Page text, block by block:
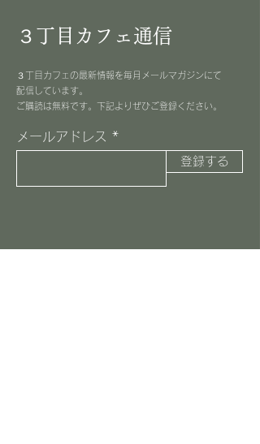
３丁目カフェ通信
３丁目カフェの最新情報を毎月メールマガジンにて
配信しています。
​ご購読は無料です。下記よりぜひご登録ください。
メールアドレス
登録する